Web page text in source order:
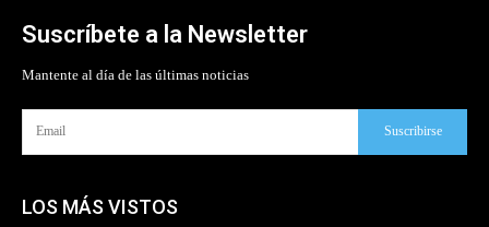
Suscríbete a la Newsletter
Mantente al día de las últimas noticias
Suscribirse
LOS MÁS VISTOS